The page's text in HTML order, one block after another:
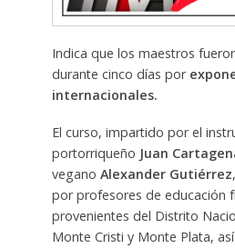
Indica que los maestros
durante cinco días por
internacionales.
El curso, impartido por el
portorriqueño Juan
vegano Alexander Gutiérrez
por profesores de educación
provenientes del Distrito
Monte Cristi y Monte Plata,